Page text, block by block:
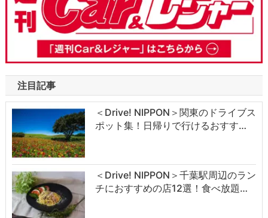
注目記事
＜Drive! NIPPON＞関東のドライブス
ポット集！日帰りで行けるおすす…
＜Drive! NIPPON＞千葉駅周辺のラン
チにおすすめの店12選！食べ放題…